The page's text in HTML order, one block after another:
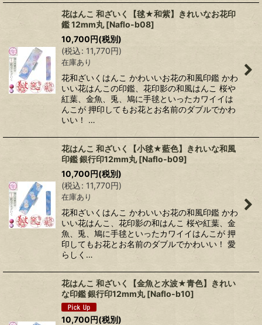
花はんこ 和ざいく【毬★和紫】きれいなお花印
鑑 12mm丸 [Naflo-b08]
10,700円(税別)
(税込: 11,770円)
在庫あり
花和ざいくはんこ かわいいお花の和風印鑑 かわ
いい花はんこの印鑑、花印影の和風はんこ 桜や
紅葉、金魚、兎、鳩に手毬といったカワイイは
んこが 押印してもお花とお名前のダブルでかわ
いい！ …
花はんこ 和ざいく【小毬★藍色】きれいな和風
印鑑 銀行印12mm丸 [Naflo-b09]
10,700円(税別)
(税込: 11,770円)
在庫あり
花和ざいくはんこ かわいいお花の和風印鑑 かわ
いい花はんこ、花印影の和はんこ 桜や紅葉、金
魚、兎、鳩に手毬といったカワイイはんこが 押
印してもお花とお名前のダブルでかわいい！ 愛
らしく…
花はんこ 和ざいく【金魚と水波★青色】きれい
な印鑑 銀行印12mm丸 [Naflo-b10]
10,700円(税別)